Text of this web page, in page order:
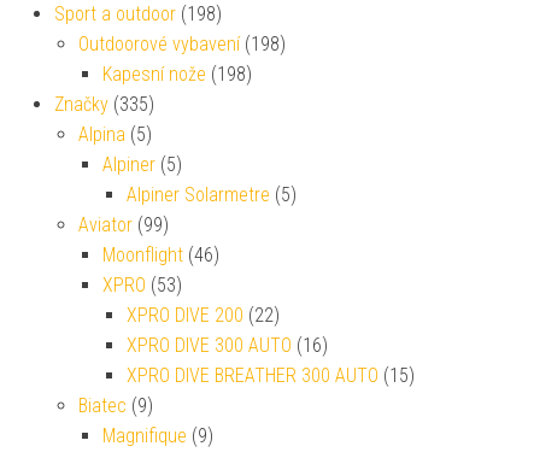
Sport a outdoor (198)
Outdoorové vybavení (198)
Kapesní nože (198)
Značky (335)
Alpina (5)
Alpiner (5)
Alpiner Solarmetre (5)
Aviator (99)
Moonflight (46)
XPRO (53)
XPRO DIVE 200 (22)
XPRO DIVE 300 AUTO (16)
XPRO DIVE BREATHER 300 AUTO (15)
Biatec (9)
Magnifique (9)